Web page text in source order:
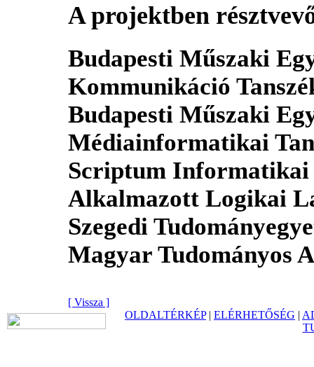
A projektben
Budapesti Műszaki
Kommunikáció
Budapesti Műszaki
Médiainformatikai
Scriptum Informatikai
Alkalmazott Logikai
Szegedi
Magyar Tudományos
[ Vissza ]
OLDALTÉRKÉP| ELÉRHETŐSÉG |